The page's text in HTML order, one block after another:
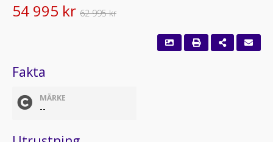
54 995 kr 62 995 kr
Fakta
MÄRKE
--